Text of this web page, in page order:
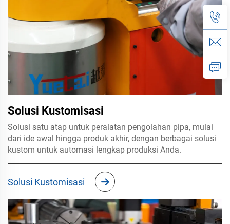
Solusi Kustomisasi
Solusi satu atap untuk peralatan pengolahan pipa, mulai
dari ide awal hingga produk akhir, dengan berbagai solusi
kustom untuk automasi lengkap produksi Anda.
Solusi Kustomisasi